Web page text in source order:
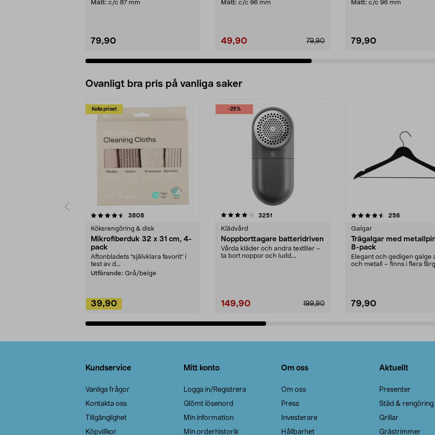
Mått: c/c 87 mm
79,90
Mått: c/c 96 mm
49,90 79,90
Mått: c/c 96 mm
79,90
Ovanligt bra pris på vanliga saker
Kolla priset
3808recensioner
Köksrengöring & disk
Mikrofiberduk 32 x 31 cm, 4-
pack
Aftonbladets "självklara favorit” i
test av d...
Utförande: Grå/beige
39,90
-25%
4.0av 5 stjärnor 3251
Klädvård
Noppborttagare batteridriven
Vårda kläder och andra textilier –
ta bort noppor och ludd.
199,90
149,90
4.5av 5 stjärnor 256recensioner
Galgar
Trägalgar med
8-pack
Elegant och gedigen galge
och metall – finns i flera
79,90
4.0av 5 stjärnor
Kundservice
Vanliga frågor
Kontakta oss
Tillgänglighet
Köpvillkor
Mitt konto
Logga in/Registrera
Glömt lösenord
Min information
Min orderhistorik
Om oss
Om oss
Press
Investerare
Hållbarhet
Aktuellt
Presenter
Städ & rengöring
Grillar
Grästrimmer